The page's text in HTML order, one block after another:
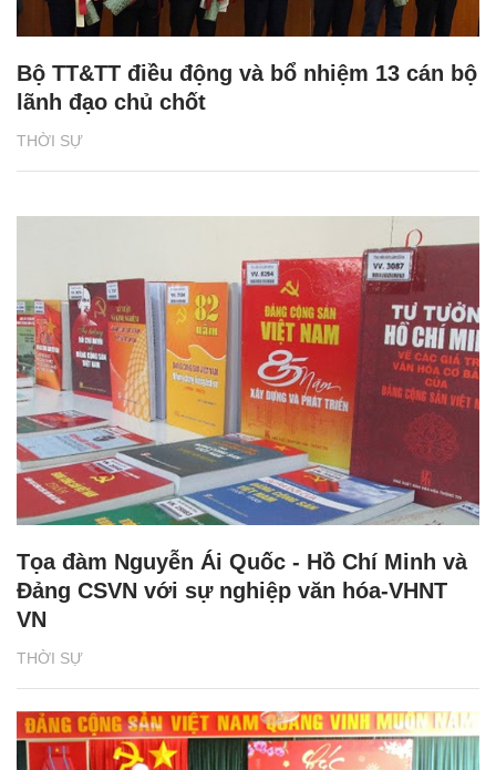
THỜI SỰ
Bộ TT&TT điều động và bổ nhiệm 13 cán bộ
lãnh đạo chủ chốt
THỜI SỰ
Tọa đàm Nguyễn Ái Quốc - Hồ Chí Minh và
Đảng CSVN với sự nghiệp văn hóa-VHNT
VN